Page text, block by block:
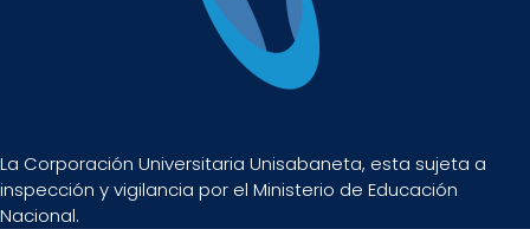
La Corporación Universitaria Unisabaneta, esta sujeta a
inspección y vigilancia por el Ministerio de Educación
Nacional.